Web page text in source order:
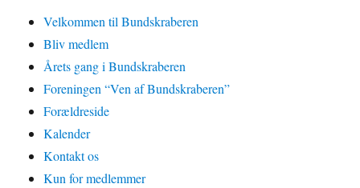
Velkommen til Bundskraberen
Bliv medlem
Årets gang i Bundskraberen
Foreningen “Ven af Bundskraberen”
Forældreside
Kalender
Kontakt os
Kun for medlemmer